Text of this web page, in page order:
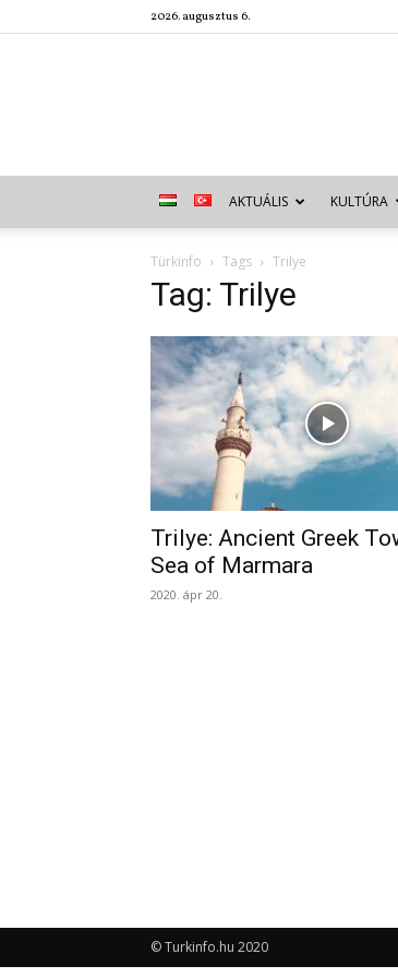
2026. augusztus 6.
AKTUÁLIS KULTÚRA
Türkinfo Tags Trilye
Tag: Trilye
Trilye: Ancient Greek
Sea of Marmara
2020. ápr 20.
© Turkinfo.hu 2020